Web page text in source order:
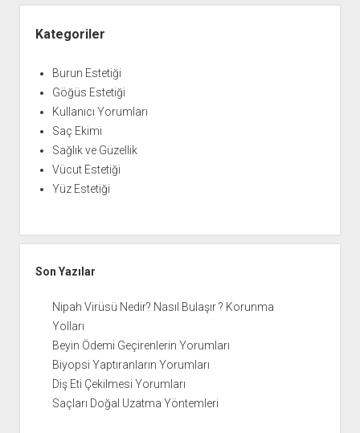
Menü
Kategoriler
Burun Estetiği
Göğüs Estetiği
Kullanıcı Yorumları
Saç Ekimi
Sağlık ve Güzellik
Vücut Estetiği
Yüz Estetiği
Son Yazılar
Nipah Virüsü Nedir? Nasıl Bulaşır ? Korunma
Yolları
Beyin Ödemi Geçirenlerin Yorumları
Biyopsi Yaptıranların Yorumları
Diş Eti Çekilmesi Yorumları
Saçları Doğal Uzatma Yöntemleri